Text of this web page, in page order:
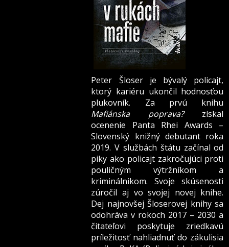
Peter Šloser je bývalý policajt,
ktorý kariéru ukončil hodnosťou
plukovník. Za prvú knihu
Mafiánska poprava?získal
ocenenie Panta Rhei Awards –
Slovenský knižný debutant roka
2019. V službách štátu začínal od
piky ako policajt zakročujúci proti
pouličným výtržníkom a
kriminálnikom. Svoje skúsenosti
zúročil aj vo svojej novej knihe.
Dej najnovšej Šloserovej knihy sa
odohráva v rokoch 2017 – 2030 a
čitateľovi poskytuje zriedkavú
príležitosť nahliadnuť do zákulisia